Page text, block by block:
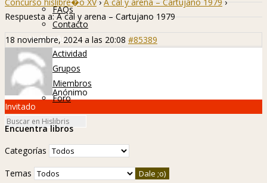
FAQs
Contacto
Hislibreños
Actividad
Grupos
Miembros
Foro
Respuesta a: A cal y arena – Cartujano 1979
18 noviembre, 2024 a las 20:08 #85389
Anónimo
Invitado
Encuentra libros
Categorías
Temas